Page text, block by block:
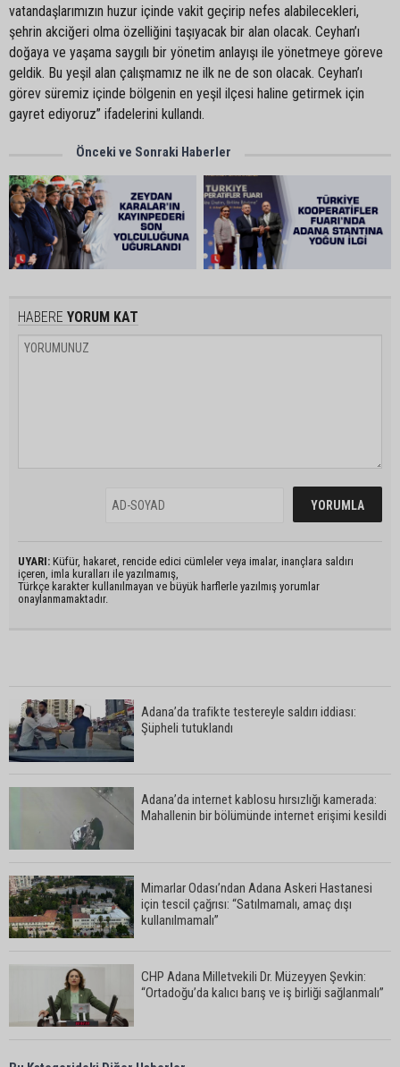
vatandaşlarımızın huzur içinde vakit geçirip nefes alabilecekleri,
şehrin akciğeri olma özelliğini taşıyacak bir alan olacak. Ceyhan’ı
doğaya ve yaşama saygılı bir yönetim anlayışı ile yönetmeye göreve
geldik. Bu yeşil alan çalışmamız ne ilk ne de son olacak. Ceyhan’ı
görev süremiz içinde bölgenin en yeşil ilçesi haline getirmek için
gayret ediyoruz” ifadelerini kullandı.
Önceki ve Sonraki Haberler
HABERE YORUM KAT
UYARI: Küfür, hakaret, rencide edici cümleler veya imalar, inançlara saldırı
içeren, imla kuralları ile yazılmamış,
Türkçe karakter kullanılmayan ve büyük harflerle yazılmış yorumlar
onaylanmamaktadır.
Adana’da trafikte testereyle saldırı iddiası:
Şüpheli tutuklandı
Adana’da internet kablosu hırsızlığı kamerada:
Mahallenin bir bölümünde internet erişimi kesildi
Mimarlar Odası’ndan Adana Askeri Hastanesi
için tescil çağrısı: “Satılmamalı, amaç dışı
kullanılmamalı”
CHP Adana Milletvekili Dr. Müzeyyen Şevkin:
“Ortadoğu’da kalıcı barış ve iş birliği sağlanmalı”